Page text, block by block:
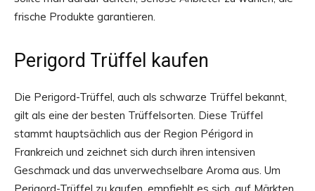
frische Produkte garantieren.
Perigord Trüffel kaufen
Die Perigord-Trüffel, auch als schwarze Trüffel bekannt,
gilt als eine der besten Trüffelsorten. Diese Trüffel
stammt hauptsächlich aus der Region Périgord in
Frankreich und zeichnet sich durch ihren intensiven
Geschmack und das unverwechselbare Aroma aus. Um